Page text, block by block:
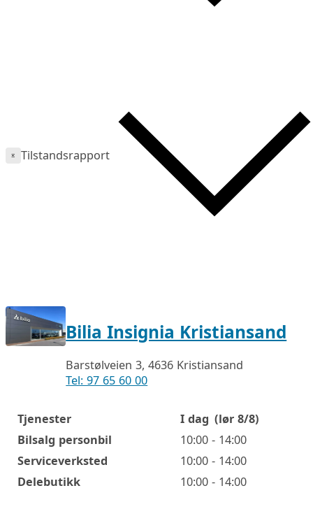
Tilstandsrapport
Bilia Insignia Kristiansand
Barstølveien 3, 4636 Kristiansand
Tel: 97 65 60 00
Åpningstider
Tjenester I dag (lør 8/8)
Bilsalg personbil
10:00 - 14:00
Serviceverksted
10:00 - 14:00
Delebutikk
10:00 - 14:00